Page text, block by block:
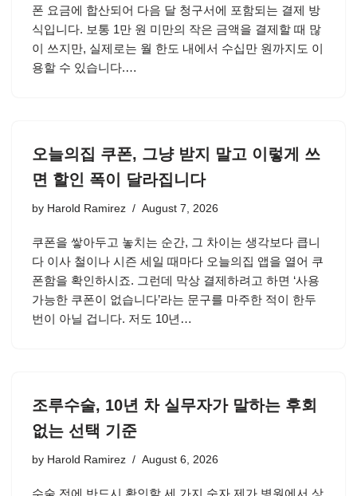
폰 요금에 합산되어 다음 달 청구서에 포함되는 결제 방
식입니다. 보통 1만 원 미만의 작은 금액을 결제할 때 많
이 쓰지만, 실제로는 월 한도 내에서 수십만 원까지도 이
용할 수 있습니다.…
오늘의집 쿠폰, 그냥 받지 말고 이렇게 쓰
면 할인 폭이 달라집니다
by Harold Ramirez August 7, 2026
쿠폰을 쌓아두고 놓치는 순간, 그 차이는 생각보다 큽니
다 이사 철이나 시즌 세일 때마다 오늘의집 앱을 열어 쿠
폰함을 확인하시죠. 그런데 막상 결제하려고 하면 ‘사용
가능한 쿠폰이 없습니다’라는 문구를 마주한 적이 한두
번이 아닐 겁니다. 저도 10년…
조루수술, 10년 차 실무자가 말하는 후회
없는 선택 기준
by Harold Ramirez August 6, 2026
수술 전에 반드시 확인할 세 가지 숫자 제가 병원에서 상